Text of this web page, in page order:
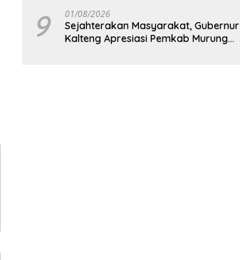
Masyarakat
9 01/08/2026
Sejahterakan Masyarakat, Gubernur
Kalteng Apresiasi Pemkab Murung